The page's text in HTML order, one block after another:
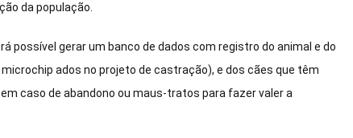
da população.
possível gerar um banco de dados com registro do animal e do
ados no projeto de castração), e dos cães que têm
caso de abandono ou maus-tratos para fazer valer a